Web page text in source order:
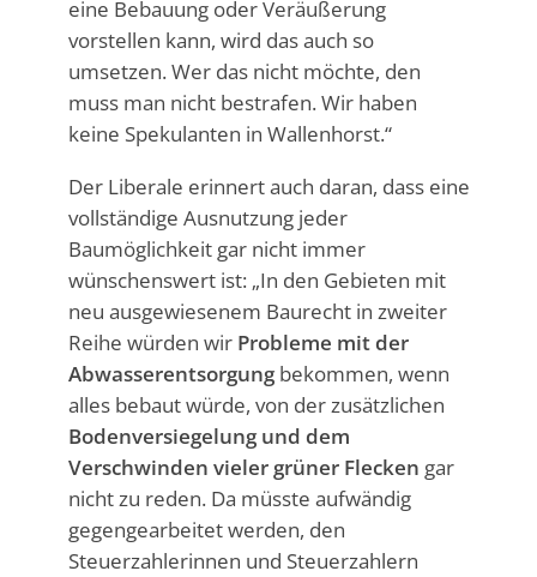
eine Bebauung oder Veräußerung
vorstellen kann, wird das auch so
umsetzen. Wer das nicht möchte, den
muss man nicht bestrafen. Wir haben
keine Spekulanten in Wallenhorst.“
Der Liberale erinnert auch daran, dass eine
vollständige Ausnutzung jeder
Baumöglichkeit gar nicht immer
wünschenswert ist: „In den Gebieten mit
neu ausgewiesenem Baurecht in zweiter
Reihe würden wir Probleme mit der
Abwasserentsorgungbekommen, wenn
alles bebaut würde, von der zusätzlichen
Bodenversiegelung und dem
Verschwinden vieler grüner Flecken gar
nicht zu reden. Da müsste aufwändig
gegengearbeitet werden, den
Steuerzahlerinnen und Steuerzahlern